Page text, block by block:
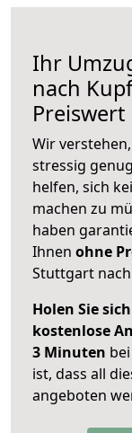
Ihr
nach
Preiswert
Wir
stressig
helfen, sich
machen zu
haben
Ihnen ohne
Stuttgart
Holen Sie
kostenlose
3 Minuten
ist, dass all
angeboten